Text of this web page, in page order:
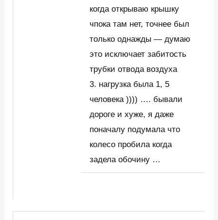
когда открываю крышку
чпока там нет, точнее был
только однажды — думаю
это исключает забитость
трубки отвода воздуха
3. нагрузка была 1, 5
человека )))) …. бывали
дороге и хуже, я даже
поначалу подумала что
колесо пробила когда
задела обочину …